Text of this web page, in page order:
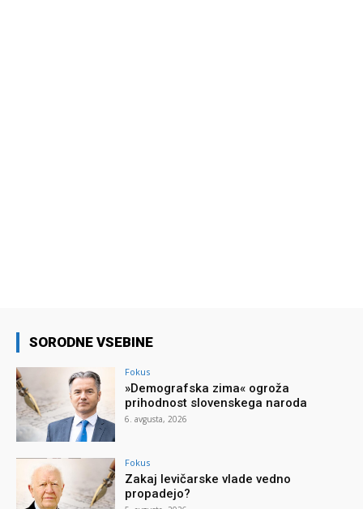
SORODNE VSEBINE
Fokus
»Demografska zima« ogroža
prihodnost slovenskega naroda
6. avgusta, 2026
Fokus
Zakaj levičarske vlade vedno
propadejo?